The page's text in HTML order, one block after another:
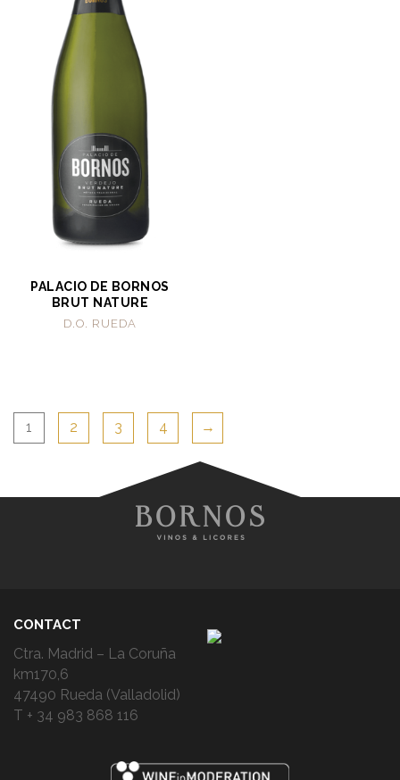
PALACIO DE BORNOS
BRUT NATURE
D.O. RUEDA
1 2 3 4 →
CONTACT
Ctra. Madrid – La Coruña
km170,6
47490 Rueda (Valladolid)
T + 34 983 868 116